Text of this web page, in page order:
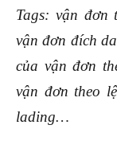
Tags: vận đơn
vận đơn đích
của vận đơn
vận đơn theo
lading…